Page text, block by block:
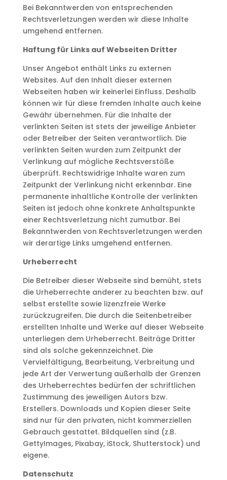
Bei Bekanntwerden von entsprechenden
Rechtsverletzungen werden wir diese Inhalte
umgehend entfernen.
Haftung für Links auf Webseiten Dritter
Unser Angebot enthält Links zu externen
Websites. Auf den Inhalt dieser externen
Webseiten haben wir keinerlei Einfluss. Deshalb
können wir für diese fremden Inhalte auch keine
Gewähr übernehmen. Für die Inhalte der
verlinkten Seiten ist stets der jeweilige Anbieter
oder Betreiber der Seiten verantwortlich. Die
verlinkten Seiten wurden zum Zeitpunkt der
Verlinkung auf mögliche Rechtsverstöße
überprüft. Rechtswidrige Inhalte waren zum
Zeitpunkt der Verlinkung nicht erkennbar. Eine
permanente inhaltliche Kontrolle der verlinkten
Seiten ist jedoch ohne konkrete Anhaltspunkte
einer Rechtsverletzung nicht zumutbar. Bei
Bekanntwerden von Rechtsverletzungen werden
wir derartige Links umgehend entfernen.
Urheberrecht
Die Betreiber dieser Webseite sind bemüht, stets
die Urheberrechte anderer zu beachten bzw. auf
selbst erstellte sowie lizenzfreie Werke
zurückzugreifen. Die durch die Seitenbetreiber
erstellten Inhalte und Werke auf dieser Webseite
unterliegen dem Urheberrecht. Beiträge Dritter
sind als solche gekennzeichnet. Die
Vervielfältigung, Bearbeitung, Verbreitung und
jede Art der Verwertung außerhalb der Grenzen
des Urheberrechtes bedürfen der schriftlichen
Zustimmung des jeweiligen Autors bzw.
Erstellers. Downloads und Kopien dieser Seite
sind nur für den privaten, nicht kommerziellen
Gebrauch gestattet. Bildquellen sind (z.B.
GettyImages, Pixabay, iStock, Shutterstock) und
eigene.
Datenschutz